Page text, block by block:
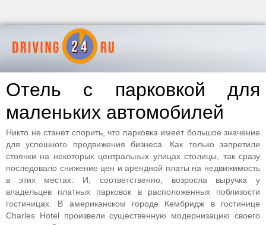
Отель с парковкой для
маленьких автомобилей
Никто не станет спорить, что парковка имеет большое значение
для успешного продвижения бизнеса. Как только запретили
стоянки на некоторых центральных улицах столицы, так сразу
последовало снижение цен и арендной платы на недвижимость
в этих местах. И, соответственно, возросла выручка у
владельцев платных парковок в расположенных поблизости
гостиницах. В американском городе Кембридж в гостинице
Charles Hotel произвели существенную модернизацию своего